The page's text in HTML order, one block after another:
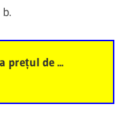
prețul de ...